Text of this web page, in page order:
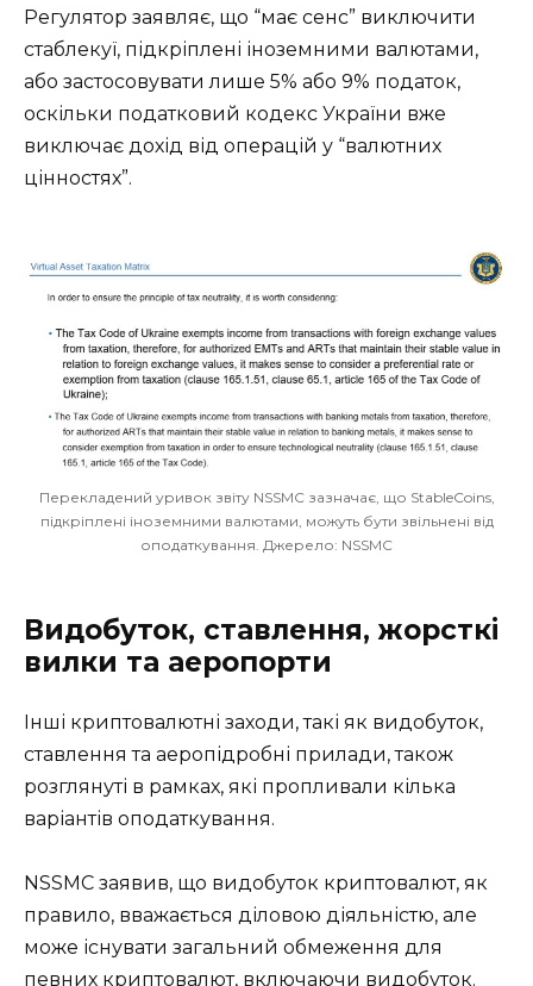
Регулятор заявляє, що “має сенс” виключити
стаблекуї, підкріплені іноземними валютами,
або застосовувати лише 5% або 9% податок,
оскільки податковий кодекс України вже
виключає дохід від операцій у “валютних
цінностях”.
Перекладений уривок звіту NSSMC зазначає, що StableCoins,
підкріплені іноземними валютами, можуть бути звільнені від
оподаткування. Джерело: NSSMC
Видобуток, ставлення, жорсткі
вилки та аеропорти
Інші криптовалютні заходи, такі як видобуток,
ставлення та аеропідробні прилади, також
розглянуті в рамках, які пропливали кілька
варіантів оподаткування.
NSSMC заявив, що видобуток криптовалют, як
правило, вважається діловою діяльністю, але
може існувати загальний обмеження для
певних криптовалют, включаючи видобуток.